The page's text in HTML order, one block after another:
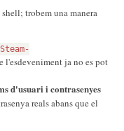
trobem una manera
Steam-
l'esdeveniment ja no es pot
d'usuari i contrasenyes
reals abans que el